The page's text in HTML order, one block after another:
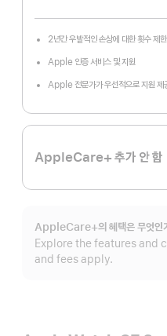
2년간 우발적인 손상에 대한 횟수 제
Apple 인증 서비스 및 지원
Apple 전문가가 우선적으로 지원 제
AppleCare+ 추가 안 함
AppleCare+의 혜택은 무엇인
Explore the features and
and fees apply.